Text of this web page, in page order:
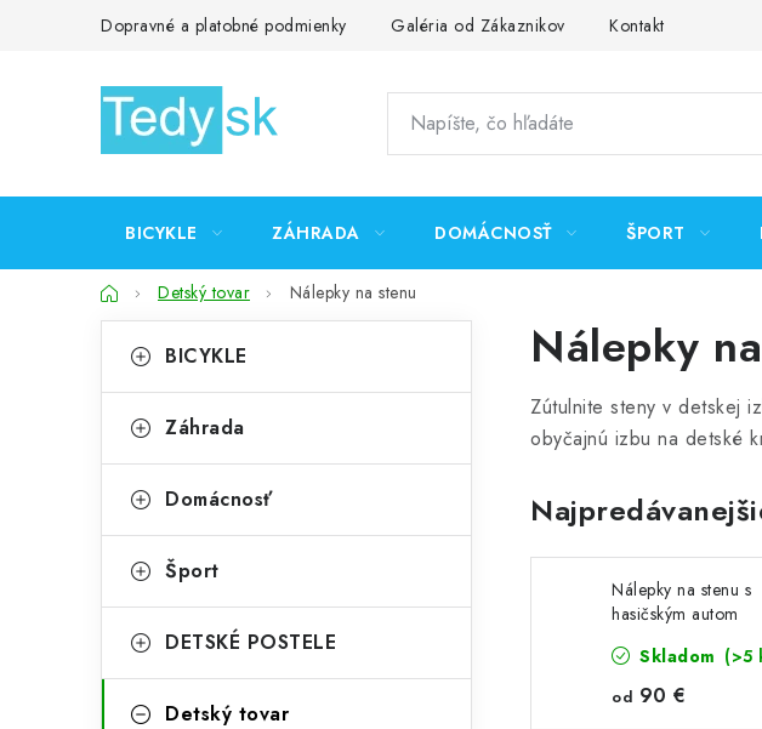
Dopravné a platobné podmienky Galéria od Zákaznikov Kontakt
BICYKLE ZÁHRADA DOMÁCNOSŤ ŠPORT
DomovDetský tovar Nálepky na stenu
o
n
ý
a
n
kategórie
a
e
ó
i
BICYKLE
Záhrada
Domácnosť
Šport
DETSKÉ POSTELE
Detský tovar
Nálepky
Zútulnite steny v detskej
obyčajnú izbu na detské
Nálepky na stenu s
hasičským autom
Skladom (>5
od 90 €